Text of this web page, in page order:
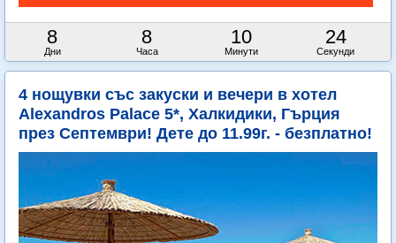
8
Дни
8
Часа
10
Минути
23
Секунди
4 нощувки със закуски и вечери в хотел
Alexandros Palace 5*, Халкидики, Гърция
през Септември! Дете до 11.99г. - безплатно!